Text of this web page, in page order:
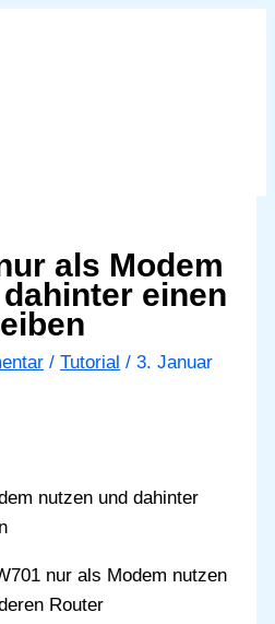
als Modem
einen
/Tutorial /3. Januar
nutzen und dahinter
nur als Modem nutzen
Router